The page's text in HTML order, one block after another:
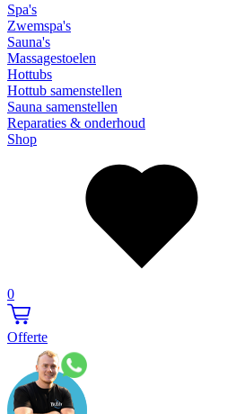
Spa's
Zwemspa's
Sauna's
Massagestoelen
Hottubs
Hottub samenstellen
Sauna samenstellen
Reparaties & onderhoud
Shop
0
Offerte